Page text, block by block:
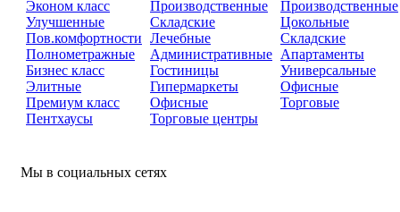
Эконом класс
Улучшенные
Пов.комфортности
Полнометражные
Бизнес класс
Элитные
Премиум класс
Пентхаусы
Производственные
Складские
Лечебные
Административные
Гостиницы
Гипермаркеты
Офисные
Торговые центры
Производственные
Цокольные
Складские
Апартаменты
Универсальные
Офисные
Торговые
Мы в социальных сетях